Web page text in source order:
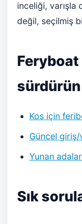
inceliği, varışla
değil, seçilmiş
sürdürün
Kos için
Güncel
Yunan
Sık